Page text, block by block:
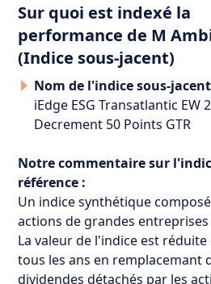
Sur quoi est indexé la
performance de M
(Indice sous-jacent)
Nom de l'indice sous-
iEdge ESG Transatlantic EW
Decrement 50 Points GTR
Notre commentaire sur
référence :
Un indice synthétique
actions de grandes entreprises
La valeur de l'indice est
tous les ans en remplacemant
dividendes détachés par les